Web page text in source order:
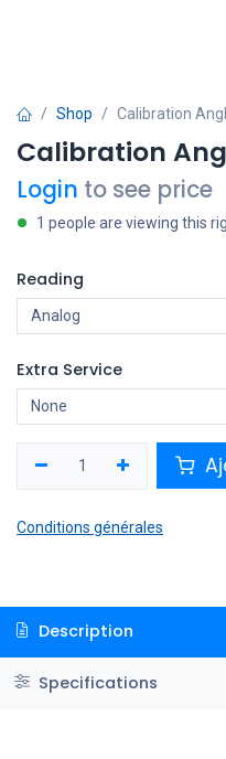
Shop Calibration
Calibration
Login to see price
1 people are viewing this
Reading
Extra Service
Conditions générales
Description
Specifications